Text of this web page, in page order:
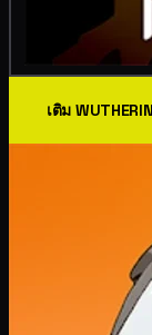
เติม